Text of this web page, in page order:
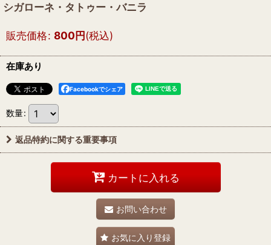
シガローネ・タトゥー・バニラ
販売価格: 800円(税込)
在庫あり
Facebookでシェア
数量:
返品特約に関する重要事項
カートに入れる
お問い合わせ
お気に入り登録